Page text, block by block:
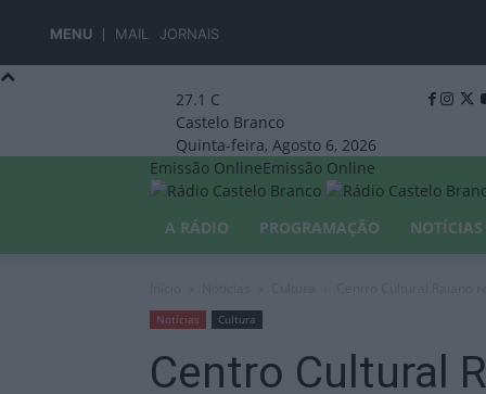
MENU MAIL JORNAIS
27.1 C
Castelo Branco
Quinta-feira, Agosto 6, 2026
Emissão OnlineEmissão Online
A RÁDIO
PROGRAMAÇÃO NOTÍCIAS
Notícias Cultura
Centro Cultural